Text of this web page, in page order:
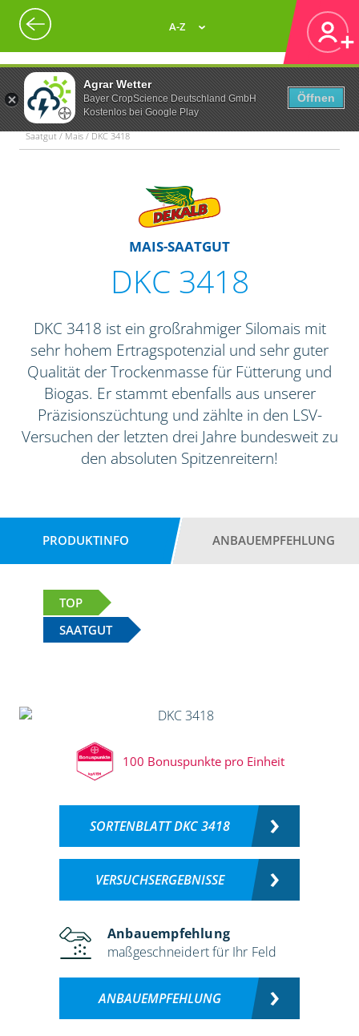
Agrar Wetter
Bayer CropScience Deutschland GmbH
Kostenlos bei Google Play
Öffnen
A-Z
Saatgut / Mais / DKC 3418
MAIS-SAATGUT
DKC 3418
DKC 3418 ist ein großrahmiger Silomais mit
sehr hohem Ertragspotenzial und sehr guter
Qualität der Trockenmasse für Fütterung und
Biogas. Er stammt ebenfalls aus unserer
Präzisionszüchtung und zählte in den LSV-
Versuchen der letzten drei Jahre bundesweit zu
den absoluten Spitzenreitern!
PRODUKTINFO ANBAUEMPFEHLUNG
TOP
SAATGUT
100 Bonuspunkte pro Einheit
SORTENBLATT DKC 3418
VERSUCHSERGEBNISSE
Anbauempfehlung
maßgeschneidert für Ihr Feld
ANBAUEMPFEHLUNG